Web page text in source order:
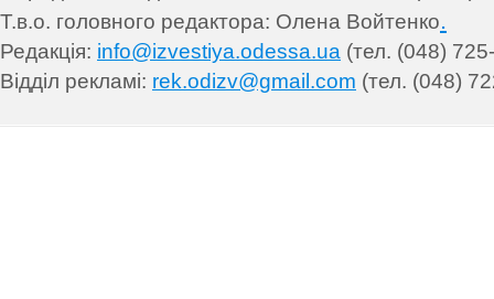
Т.в.о. головного редактора: Олена Войтенко.
Редакція: info@izvestiya.odessa.ua (тел. (048)
Відділ рекламі: rek.odizv@gmail.com (тел. (048)